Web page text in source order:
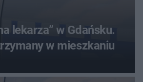
lekarza” w Gdańsku.
w mieszkaniu